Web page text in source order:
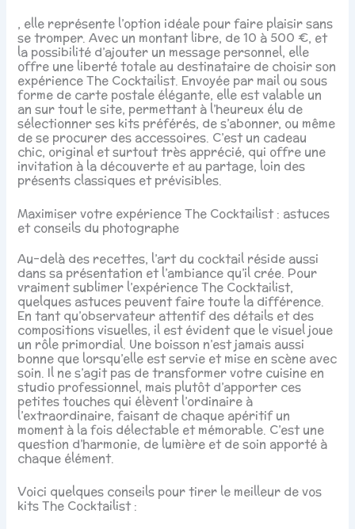
, elle représente l’option idéale pour faire plaisir sans
se tromper. Avec un montant libre, de 10 à 500 €, et
la possibilité d’ajouter un message personnel, elle
offre une liberté totale au destinataire de choisir son
expérience The Cocktailist. Envoyée par mail ou sous
forme de carte postale élégante, elle est valable un
an sur tout le site, permettant à l’heureux élu de
sélectionner ses kits préférés, de s’abonner, ou même
de se procurer des accessoires. C’est un cadeau
chic, original et surtout très apprécié, qui offre une
invitation à la découverte et au partage, loin des
présents classiques et prévisibles.
Maximiser votre expérience The Cocktailist : astuces
et conseils du photographe
Au-delà des recettes, l’art du cocktail réside aussi
dans sa présentation et l’ambiance qu’il crée. Pour
vraiment sublimer l’expérience The Cocktailist,
quelques astuces peuvent faire toute la différence.
En tant qu’observateur attentif des détails et des
compositions visuelles, il est évident que le visuel joue
un rôle primordial. Une boisson n’est jamais aussi
bonne que lorsqu’elle est servie et mise en scène avec
soin. Il ne s’agit pas de transformer votre cuisine en
studio professionnel, mais plutôt d’apporter ces
petites touches qui élèvent l’ordinaire à
l’extraordinaire, faisant de chaque apéritif un
moment à la fois délectable et mémorable. C’est une
question d’harmonie, de lumière et de soin apporté à
chaque élément.
Voici quelques conseils pour tirer le meilleur de vos
kits The Cocktailist :